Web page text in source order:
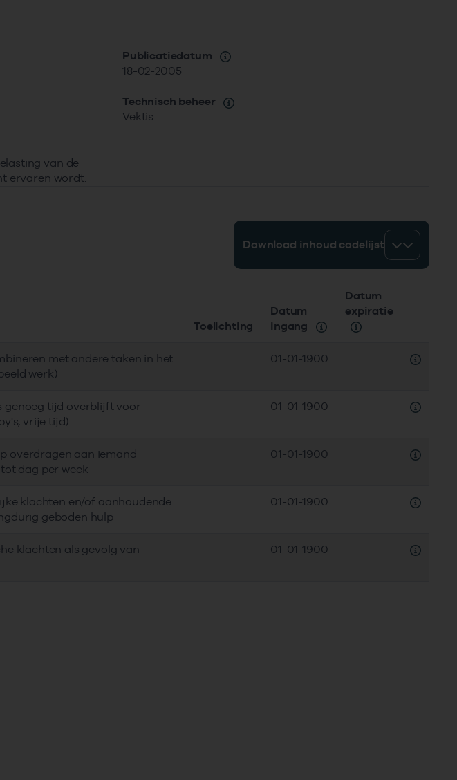
van de
ervaren wordt.
Publicatiedatum
18-02-2005
Technisch beheer
Vektis
Download inhoud codelijst
Toelichting
Datum
ingang
Datum
expiratie
met andere taken in het
werk)
01-01-1900
genoeg tijd overblijft voor
vrije tijd)
01-01-1900
overdragen aan iemand
dag per week
01-01-1900
klachten en/of aanhoudende
geboden hulp
01-01-1900
klachten als gevolg van
01-01-1900